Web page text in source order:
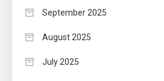
September 2025
August 2025
July 2025